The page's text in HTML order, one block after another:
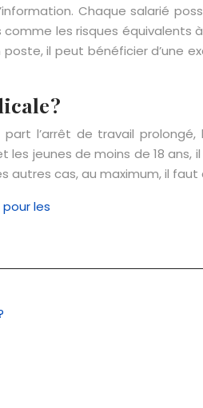
Chaque salarié
les risques
il peut bénéficier d’une
?
l’arrêt de travail
les jeunes de moins de 18
autres cas, au maximum, il faut
les